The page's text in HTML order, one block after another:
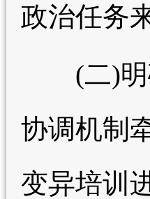
政治任务
(二)明确
协调机制
变异培训